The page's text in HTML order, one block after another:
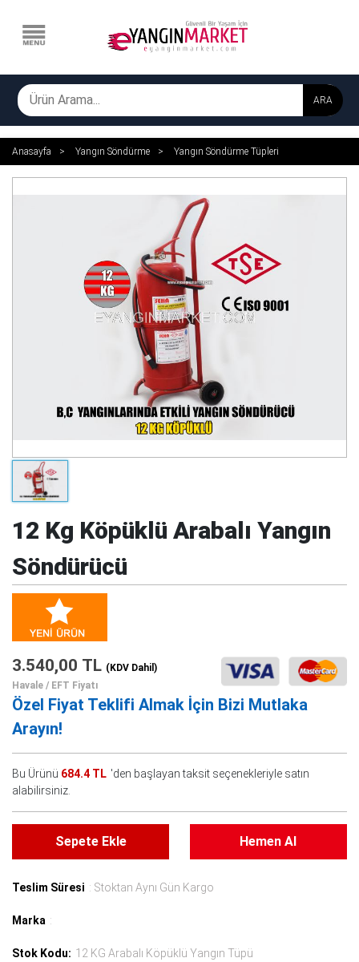
ARA
Anasayfa Yangın Söndürme Yangın Söndürme Tüpleri
12 Kg Köpüklü Arabalı Yangın
Söndürücü
3.540,00 TL (KDV Dahil)
Havale / EFT Fiyatı
Özel Fiyat Teklifi Almak İçin Bizi Mutlaka
Arayın!
Bu Ürünü 684.4 TL 'den başlayan taksit seçenekleriyle satın
alabilirsiniz.
Sepete Ekle Hemen Al
Teslim Süresi : Stoktan Aynı Gün Kargo
Marka :
Stok Kodu: 12 KG Arabalı Köpüklü Yangın Tüpü